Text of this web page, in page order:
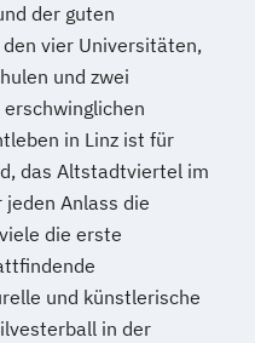
Marketing
Maschinenbau
(DE/EN)
der guten
vier Universitäten,
und zwei
in Linz ist für
das Altstadtviertel im
Anlass die
die erste
und künstlerische
in der